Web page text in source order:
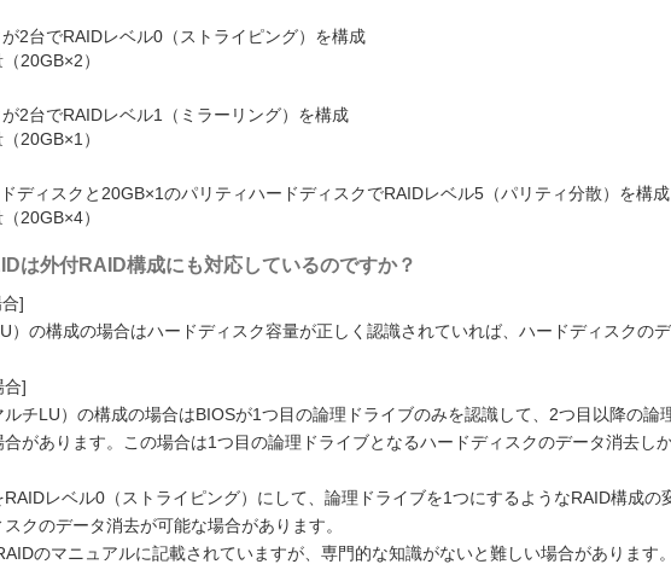
2台でRAIDレベル0（ストライピング）を構成
20GB×2）
2台でRAIDレベル1（ミラーリング）を構成
20GB×1）
ディスクと20GB×1のパリティハードディスクでRAIDレベル5（パリティ分散）を構成
20GB×4）
は外付RAID構成にも対応しているのですか？
]
）の構成の場合はハードディスク容量が正しく認識されていれば、ハードディスクの
合]
チLU）の構成の場合はBIOSが1つ目の論理ドライブのみを認識して、2つ目以降の論
合があります。この場合は1つ目の論理ドライブとなるハードディスクのデータ消去し
レベル0（ストライピング）にして、論理ドライブを1つにするようなRAID構成の
クのデータ消去が可能な場合があります。
のマニュアルに記載されていますが、専門的な知識がないと難しい場合があります。